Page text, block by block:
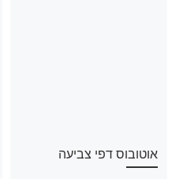
אוטובוס דפי צביעה